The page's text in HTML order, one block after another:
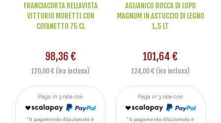
FRANCIACORTA BELLAVISTA
VITTORIO MORETTI CON
COFANETTO 75 CL
98,36 €
120,00 € (iva inclusa)
Paga in 3 rate con
Il pagamento dilazionato è
AGLIANICO BOCCA DI LUPO
MAGNUM IN ASTUCCIO DI LEGNO
1,5 LT
101,64 €
124,00 € (iva inclusa)
Paga in 3 rate con
Il pagamento dilazionato è